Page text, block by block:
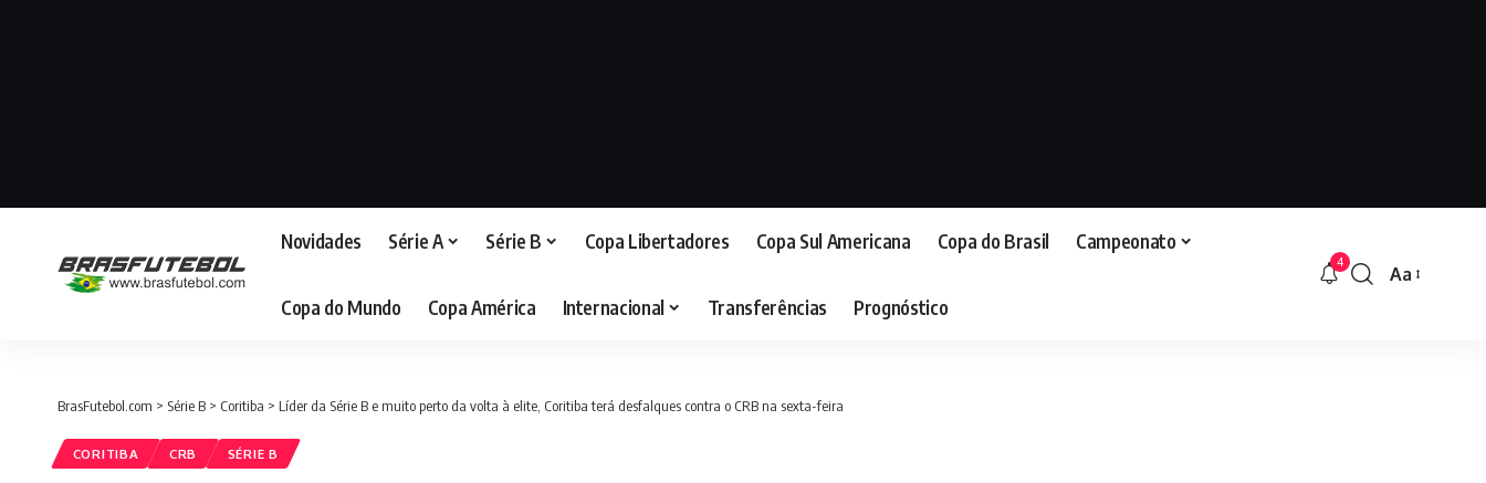
Novidades Série A Série B Copa Libertadores Copa Sul Americana Copa do Brasil Campeonato
Copa do Mundo Copa América Internacional Transferências Prognóstico
4
Aa
BrasFutebol.com > Série B > Coritiba > Líder da Série B e muito perto da volta à elite, Coritiba terá desfalques contra o CRB na sexta-feira
CORITIBA CRB SÉRIE B